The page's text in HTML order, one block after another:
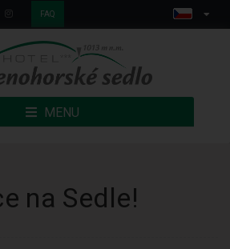
FAQ
MENU
na Sedle!